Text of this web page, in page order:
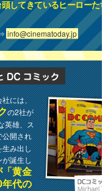
してきているヒーローたち
info@cinematoday.jp
社には、
の2社が
英雄、ス
公開され
生み出し
が誕生し
黄金
代の